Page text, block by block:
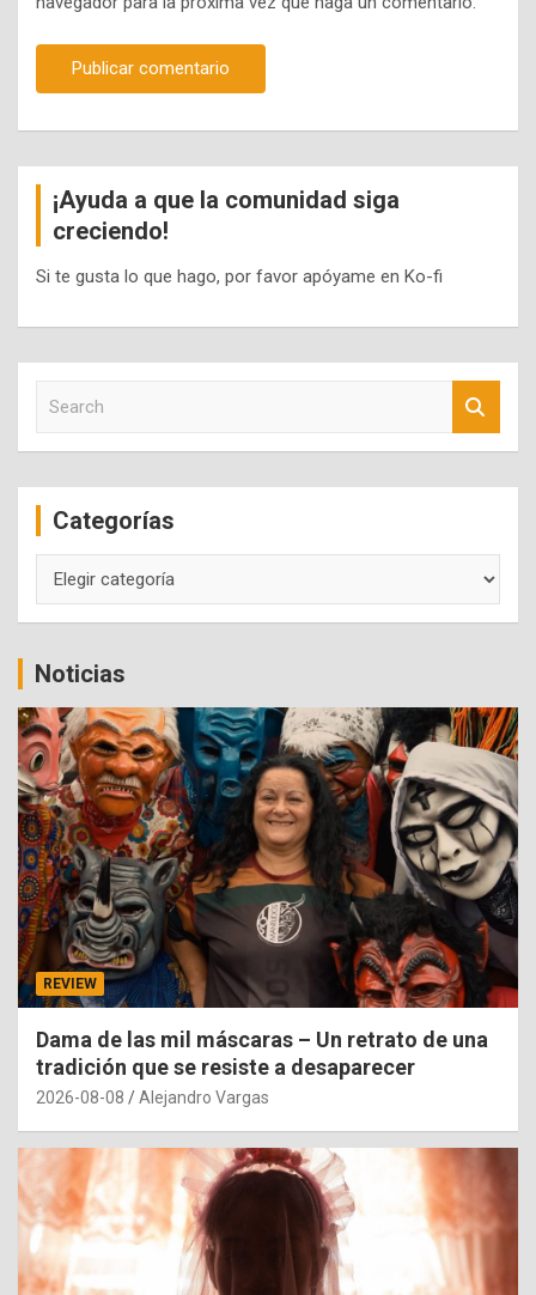
¡Ayuda a que la comunidad siga
creciendo!
Si te gusta lo que hago, por favor apóyame en Ko-fi
c
Categorías
Noticias
REVIEW
Dama de las mil máscaras – Un retrato de una
tradición que se resiste a desaparecer
2026-08-08 Alejandro Vargas